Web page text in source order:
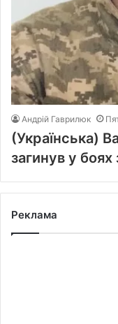
Андрій Гаврилюк
(Українська)
загинув у боях
Реклама